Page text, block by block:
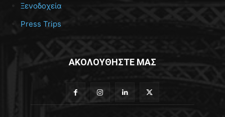
Ξενοδοχεία
Press Trips
ΑΚΟΛΟΥΘΗΣΤΕ ΜΑΣ